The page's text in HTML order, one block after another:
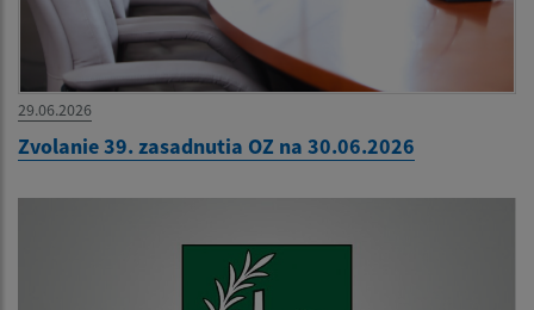
29.06.2026
Zvolanie 39. zasadnutia OZ na 30.06.2026